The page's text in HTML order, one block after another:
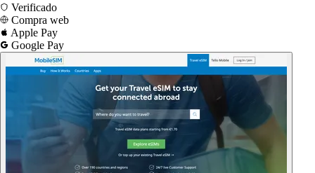
Verificado
Compra web
Apple Pay
Google Pay